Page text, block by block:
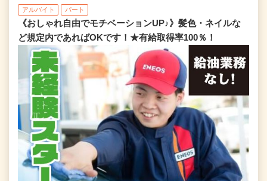
アルバイト パート
《おしゃれ自由でモチベーションUP♪》髪色・ネイルな
ど規定内であればOKです！★有給取得率100％！